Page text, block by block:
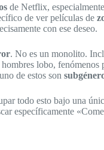
de Netflix,
de ver películas de
con ese deseo.
. No es un monolito.
lobo, fenómenos
de estos son
todo esto bajo una
específicamente